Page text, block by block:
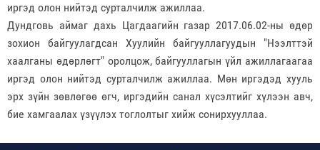
иргэд олон нийтэд сурталчилж ажиллаа.
Дундговь аймаг дахь Цагдаагийн газар 2017.06.02-ны өдөр
зохион байгуулагдсан Хуулийн байгууллагуудын "Нээлттэй
хаалганы өдөрлөгт" оролцож, байгууллагын үйл ажиллагаагаа
иргэд олон нийтэд сурталчилж ажиллаа. Мөн иргэдэд хууль
эрх зүйн зөвлөгөө өгч, иргэдийн санал хүсэлтийг хүлээн авч,
бие хамгаалах үзүүлэх тоглолтыг хийж сонирхууллаа.